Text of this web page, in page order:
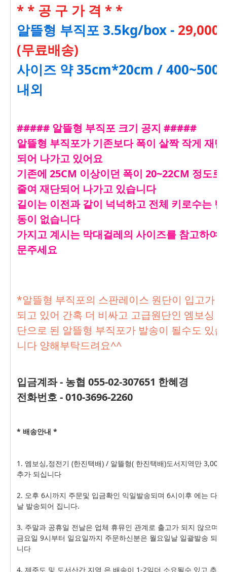
* * 공 구 가 격 * *
알뜰형 부직포 3.5kg/box - 29,000
(무료배송)
사이즈 약 35cm*20cm / 400~500
내외
##### 알뜰형 부직포 크기 공지 #####
알뜰형 부직포가 기존보다 폭이 살짝 작게 재단
되어 나가고 있어요
기존에 25CM 이상이던 폭이 20~22CM 정도로
줄여 재단되어 나가고 있습니다
길이는 이전과 같이 넉넉하고 전체 키로수는 변
동이 없습니다
가지고 계시는 막대걸레의 사이즈를 참고하여
문주세요
*알뜰형 부직포의 스판레이스 원단이 입고가 안
되고 있어 간혹 더 비싸고 고급원단인 엠보싱 원
단으로 된 알뜰형 부직포가 발송이 될수도 있습
니다 양해부탁드려요^^
입금계좌 - 농협 055-02-307651 한혜경
전화번호 - 010-3696-2260
* 배송안내 *
1. 엠보싱,정전기 (한진택배) / 알뜰형( 한진택배)도서지역만 3,000
추가 되십니다
2. 오후 6시까지 주문및 입금확인 익일발송되며 6시이후 에는 다다
날 발송되어 집니다.
3. 주말과 공휴일 전날은 업체 휴뮤인 관계로 출고가 되지 않으며
금요일 9시부터 일요일까지 주문하신분은 월요일날 일괄발송 되어
니다
4. 제주도 및 도서산간 지역 은 배송이 1-2일더 소요될수 있고 추가